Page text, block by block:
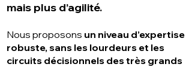
mais plus d’agilité.
Nous proposons un niveau d’expertise
robuste, sans les lourdeurs et les
circuits décisionnels des très grands